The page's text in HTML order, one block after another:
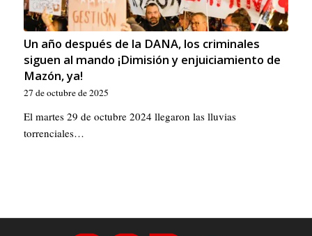
Un año después de la DANA, los criminales
siguen al mando ¡Dimisión y enjuiciamiento de
Mazón, ya!
27 de octubre de 2025
El martes 29 de octubre 2024 llegaron las lluvias
torrenciales…